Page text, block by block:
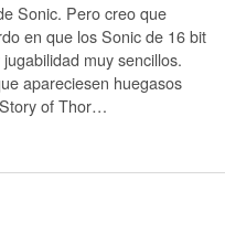
Sonic. Pero creo que
en que los Sonic de 16 bit
muy sencillos.
apareciesen huegasos
of Thor…